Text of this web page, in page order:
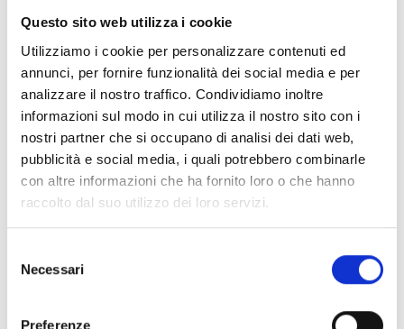
Questo sito web utilizza i cookie
Utilizziamo i cookie per personalizzare contenuti ed
annunci, per fornire funzionalità dei social media e per
analizzare il nostro traffico. Condividiamo inoltre
informazioni sul modo in cui utilizza il nostro sito con i
nostri partner che si occupano di analisi dei dati web,
pubblicità e social media, i quali potrebbero combinarle
con altre informazioni che ha fornito loro o che hanno
raccolto dal suo utilizzo dei loro servizi.
delNecessari
Preferenze
Teatraedro
“Attese”
StudioTeatro Delatre
Dettagli:
Contatti